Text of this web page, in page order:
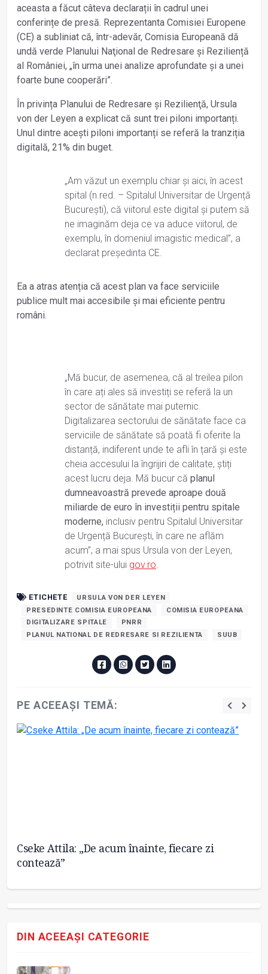
aceasta a făcut câteva declarații în cadrul unei
conferințe de presă. Reprezentanta Comisiei Europene
(CE) a subliniat că, într-adevăr, Comisia Europeană dă
undă verde Planului Naţional de Redresare și Reziliență
al României, „în urma unei analize aprofundate și a unei
foarte bune cooperări”.
În privința Planului de Redresare şi Rezilienţă, Ursula
von der Leyen a explicat că sunt trei piloni importanți.
Unul dintre acești piloni importanți se referă la tranziția
digitală, 21% din buget.
„Am văzut un exemplu chiar și aici, în acest
spital (n.red. – Spitalul Universitar de Urgență
București), că viitorul este digital și putem să
ne imaginăm deja ce va aduce viitorul, de
exemplu, în domeniul imagistic medical”, a
declarat președinta CE.
Ea a atras atenția că acest plan va face serviciile
publice mult mai accesibile și mai eficiente pentru
români.
„Mă bucur, de asemenea, că al treilea pilon
în care ați ales să investiți se referă la un
sector de sănătate mai puternic.
Digitalizarea sectorului de sănătate face ca
serviciile de sănătate să poată fi oferite la
distanță, indiferent unde te afli în țară și este
cheia accesului la îngrijiri de calitate, știți
acest lucru deja. Mă bucur că planul
dumneavoastră prevede aproape două
miliarde de euro în investiții pentru spitale
moderne, inclusiv pentru Spitalul Universitar
de Urgență București, în care ne aflăm
acum”, a mai spus Ursula von der Leyen,
potrivit site-ului gov.ro.
ETICHETE
URSULA VON DER LEYEN
PRESEDINTE COMISIA EUROPEANA
COMISIA EUROPEANA
DIGITALIZARE SPITALE
PNRR
PLANUL NATIONAL DE REDRESARE SI REZILIENTA
SUUB
PE ACEEAȘI TEMĂ:
Cseke Attila: „De acum înainte, fiecare zi
contează”
DIN ACEEAȘI CATEGORIE